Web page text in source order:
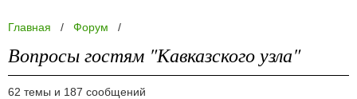
Главная / Форум /
Вопросы гостям "Кавказского узла"
62 темы и 187 сообщений